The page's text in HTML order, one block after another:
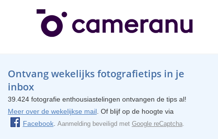
Ontvang wekelijks fotografietips in je
inbox
39.424 fotografie enthousiastelingen ontvangen de tips al!
Meer over de wekelijkse mail. Of blijf op de hoogte via
Facebook. Aanmelding beveiligd met Google reCaptcha.